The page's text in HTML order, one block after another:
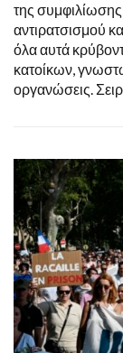
της
αντιρατσισμού
όλα αυτά
κατοίκων,
οργανώσεις.